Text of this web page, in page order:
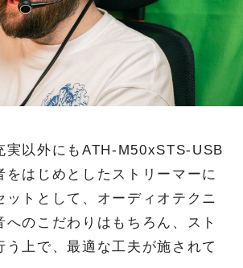
実以外にもATH-M50xSTS-USB
をはじめとしたストリーマーに
ットとして、オーディオテクニ
へのこだわりはもちろん、スト
う上で、最適な工夫が施されて